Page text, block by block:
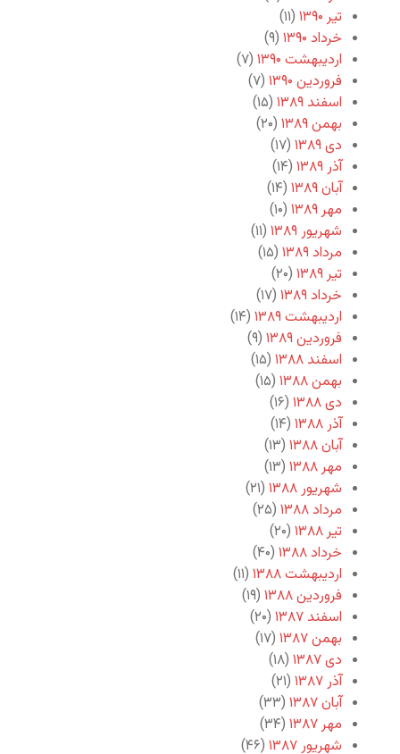
تیر ۱۳۹۰
(۱۱)
خرداد ۱۳۹۰
(۹)
اردیبهشت ۱۳۹۰
(۷)
فروردین ۱۳۹۰
(۷)
اسفند ۱۳۸۹
(۱۵)
بهمن ۱۳۸۹
(۲۰)
دی ۱۳۸۹
(۱۷)
آذر ۱۳۸۹
(۱۴)
آبان ۱۳۸۹
(۱۴)
مهر ۱۳۸۹
(۱۰)
شهریور ۱۳۸۹
(۱۱)
مرداد ۱۳۸۹
(۱۵)
تیر ۱۳۸۹
(۲۰)
خرداد ۱۳۸۹
(۱۷)
اردیبهشت ۱۳۸۹
(۱۴)
فروردین ۱۳۸۹
(۹)
اسفند ۱۳۸۸
(۱۵)
بهمن ۱۳۸۸
(۱۵)
دی ۱۳۸۸
(۱۶)
آذر ۱۳۸۸
(۱۴)
آبان ۱۳۸۸
(۱۳)
مهر ۱۳۸۸
(۱۳)
شهریور ۱۳۸۸
(۲۱)
مرداد ۱۳۸۸
(۲۵)
تیر ۱۳۸۸
(۲۰)
خرداد ۱۳۸۸
(۴۰)
اردیبهشت ۱۳۸۸
(۱۱)
فروردین ۱۳۸۸
(۱۹)
اسفند ۱۳۸۷
(۲۰)
بهمن ۱۳۸۷
(۱۷)
دی ۱۳۸۷
(۱۸)
آذر ۱۳۸۷
(۲۱)
آبان ۱۳۸۷
(۳۳)
مهر ۱۳۸۷
(۳۴)
شهریور ۱۳۸۷
(۴۶)